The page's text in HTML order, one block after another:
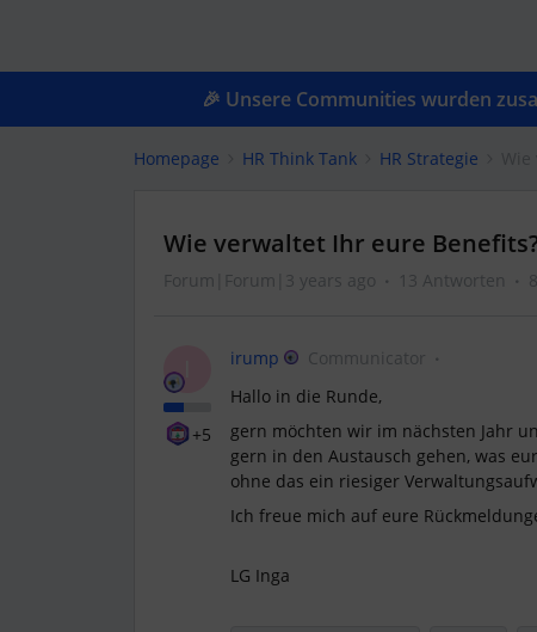
🎉 Unsere Communities wurden
Homepage HR Think Tank HR Strategie
Wie verwaltet Ihr eure
Forum|Forum|3 years ago 13 Antworten
+5
irump
Communicator
Hallo in die Runde,
gern möchten wir im nächsten Jahr
gern in den Austausch gehen, was
ohne das ein riesiger
Ich freue mich auf eure
LG Inga